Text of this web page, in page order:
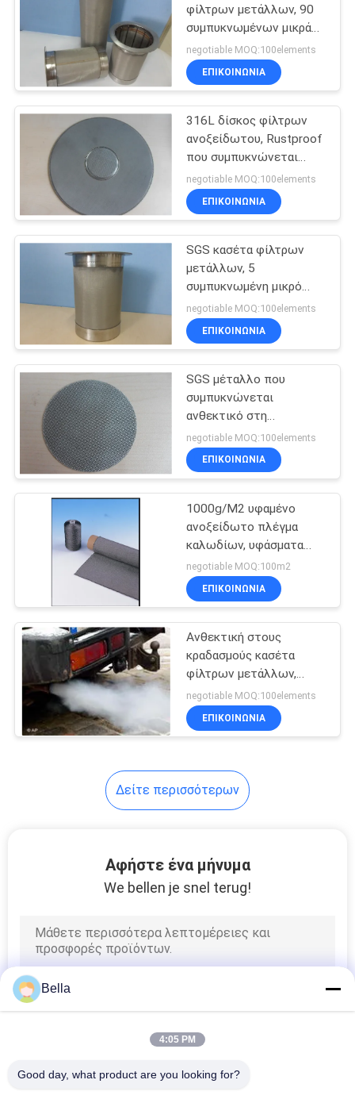
BLOG
ΖΗΤΉΣΤΕ
ΈΝΑ
ΑΠΌΣΠΑΣΜΑ
ΧΆΡΤΗΣ
ΙΣΤΌΤΟΠΟΥ
ΠΟΛΙΤΙΚΉ
ΜΥΣΤΙΚΌΤΗΤΑΣ
Φύλλα χαλκού
2
κοντή ίνα
συμπυκνωμένη ίνα
μετάλλων αισθητή
54
Ίνα τιτανίου
αισθητή
Filamento Continuo
Αγώγιμο
Masterbatch
φίλτρων μετάλλων, 90
συμπυκνωμένων μικρά
φίλτρων μετάλλων
negotiable MOQ:100elements
ΕΠΙΚΟΙΝΩΝΙΑ
316L δίσκος φίλτρων
ανοξείδωτου, Rustproof
που συμπυκνώνεται
αισθητός
negotiable MOQ:100elements
ΕΠΙΚΟΙΝΩΝΙΑ
SGS κασέτα φίλτρων
μετάλλων, 5
συμπυκνωμένη μικρό
κασέτα φίλτρων
negotiable MOQ:100elements
ΕΠΙΚΟΙΝΩΝΙΑ
SGS μέταλλο που
συμπυκνώνεται
ανθεκτικό στη
θερμότητα που γίνεται
αισθητό για το
φιλτράρισμα βιομηχανίας
negotiable MOQ:100elements
ΕΠΙΚΟΙΝΩΝΙΑ
1000g/M2 υφαμένο
ανοξείδωτο πλέγμα
καλωδίων, υφάσματα
ανοξείδωτου διαμέτρων
8um
negotiable MOQ:100m2
ΕΠΙΚΟΙΝΩΝΙΑ
Ανθεκτική στους
κραδασμούς κασέτα
φίλτρων μετάλλων,
συμπυκνωμένο D120mm
στοιχείο φίλτρων
χαλκού
negotiable MOQ:100elements
ΕΠΙΚΟΙΝΩΝΙΑ
Δείτε περισσότερων
Αφήστε ένα μήνυμα
We bellen je snel terug!
Bella
4:05 PM
Good day, what product are you looking for?